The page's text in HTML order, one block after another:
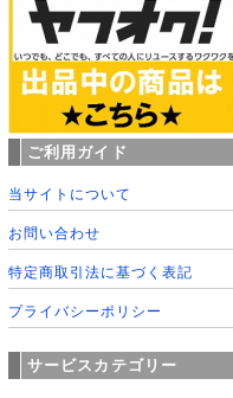
ご利用ガイド
当サイトについて
お問い合わせ
特定商取引法に基づく表記
プライバシーポリシー
サービスカテゴリー